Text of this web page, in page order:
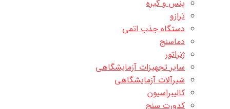
پنس و گیره
ترازو
دستگاه جذب اتمی
دماسنج
ژنراتور
سایر تجهیزات آزمایشگاهی
شیرآلات آزمایشگاهی
کالیبراسیون
کدورت سنج